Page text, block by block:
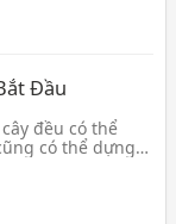
Đầu
đều có thể
có thể dựng